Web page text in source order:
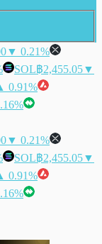
▼ 0.21%
SOL฿2,455.05▼
0.91%
▼ 0.21%
SOL฿2,455.05▼
0.91%